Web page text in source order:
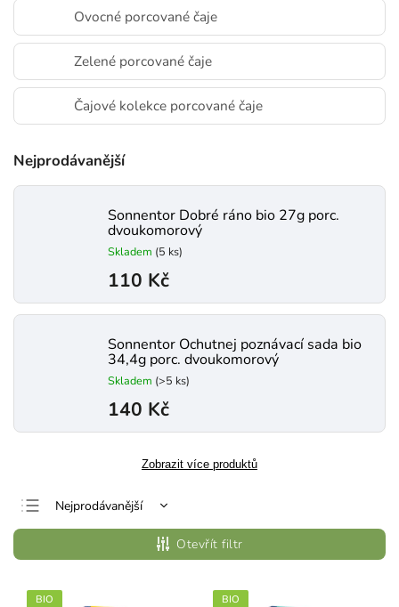
Ovocné porcované čaje
Zelené porcované čaje
Čajové kolekce porcované čaje
Nejprodávanější
Sonnentor Dobré ráno bio 27g porc.
dvoukomorový
Skladem (5 ks)
110 Kč
Sonnentor Ochutnej poznávací sada bio
34,4g porc. dvoukomorový
Skladem (>5 ks)
140 Kč
Zobrazit více produktů
Nejprodávanější
Nejlevnější
Nejdražší
Abecedně
Otevřít filtr
BIO BIO